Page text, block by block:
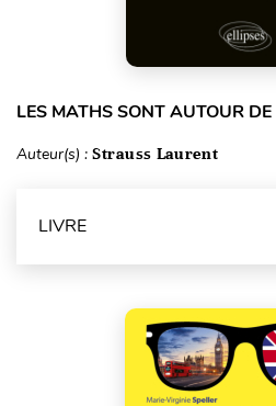
LES MATHS SONT AUTOUR
Auteur(s) : Strauss Laurent
LIVRE